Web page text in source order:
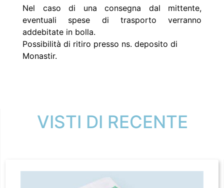
Nel caso di una consegna dal mittente,
eventuali spese di trasporto verranno
addebitate in bolla.
Possibilità di ritiro presso ns. deposito di
Monastir.
VISTI DI RECENTE